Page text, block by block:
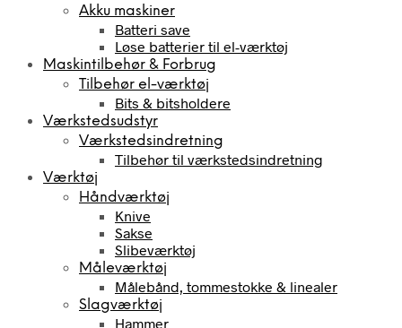
Akku maskiner
Batteri save
Løse batterier til el-værktøj
Maskintilbehør & Forbrug
Tilbehør el-værktøj
Bits & bitsholdere
Værkstedsudstyr
Værkstedsindretning
Tilbehør til værkstedsindretning
Værktøj
Håndværktøj
Knive
Sakse
Slibeværktøj
Måleværktøj
Målebånd, tommestokke & linealer
Slagværktøj
Hammer